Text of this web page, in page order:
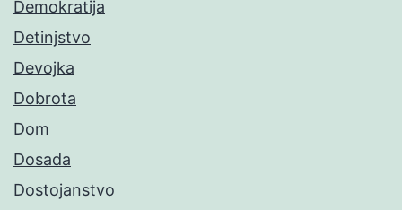
Demokratija
Detinjstvo
Devojka
Dobrota
Dom
Dosada
Dostojanstvo